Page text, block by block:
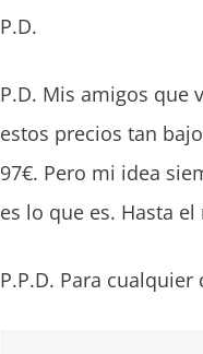
P.D.
P.D. Mis amigos que
estos precios tan
97€. Pero mi idea
es lo que es. Hasta
P.P.D. Para